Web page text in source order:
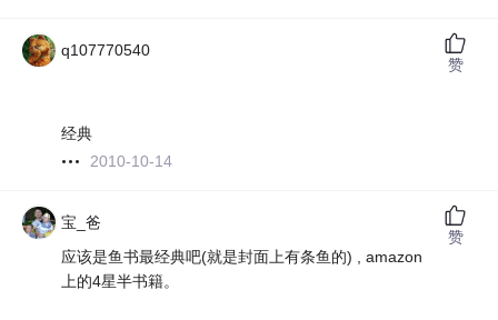
q107770540
经典
2010-10-14
赞
宝_爸
应该是鱼书最经典吧(就是封面上有条鱼的) , amazon
上的4星半书籍。
赞